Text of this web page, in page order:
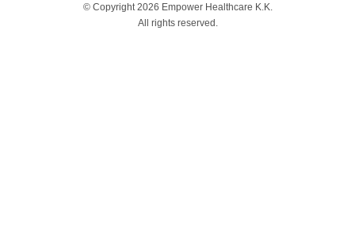
© Copyright 2026 Empower Healthcare K.K.
All rights reserved.